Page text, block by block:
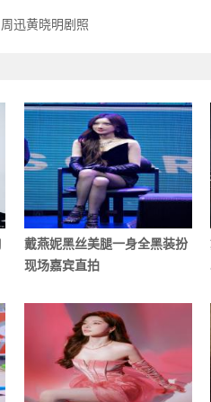
迅黄晓明剧照
戴燕妮黑丝美腿一身全黑装扮
现场嘉宾直拍